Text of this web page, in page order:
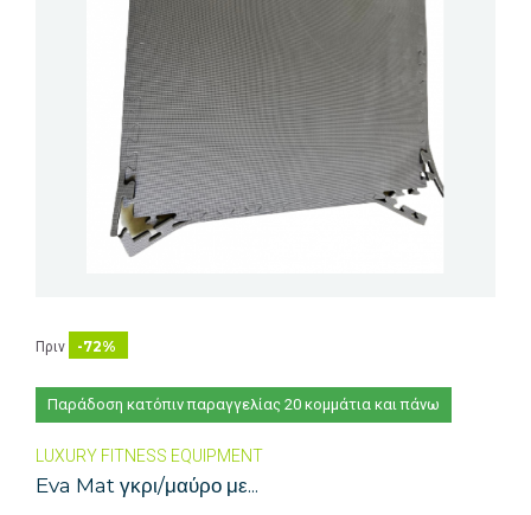
Πριν -72%
Παράδοση κατόπιν παραγγελίας 20 κομμάτια και πάνω
LUXURY FITNESS EQUIPMENT
Eva Mat γκρι/μαύρο με...